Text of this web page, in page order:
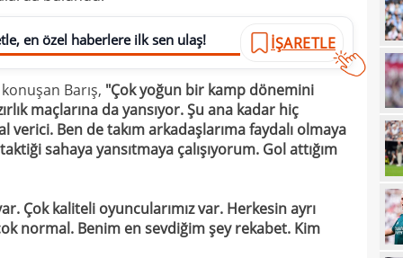
en özel haberlere ilk sen ulaş! İŞARETLE
konuşan Barış, "Çok yoğun bir kamp dönemini
maçlarına da yansıyor. Şu ana kadar hiç
Ben de takım arkadaşlarıma faydalı olmaya
sahaya yansıtmaya çalışıyorum. Gol attığım
Çok kaliteli oyuncularımız var. Herkesin ayrı
normal. Benim en sevdiğim şey rekabet. Kim